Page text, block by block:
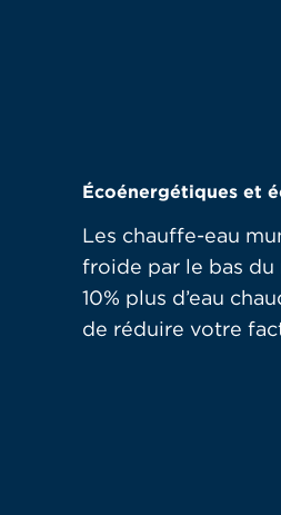
Écoénergétiques et
Les chauffe-eau
froide par le bas du
10% plus d’eau
de réduire votre